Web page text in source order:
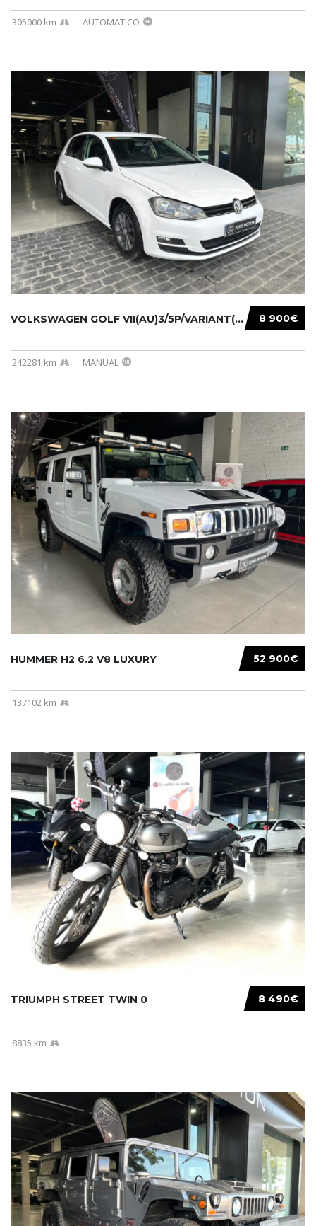
305000 km AUTOMATICO
8 900€
VOLKSWAGEN GOLF VII(AU)3/5P/VARIANT(12-16 20...
242281 km MANUAL
52 900€
HUMMER H2 6.2 V8 LUXURY
137102 km
8 490€
TRIUMPH STREET TWIN 0
8835 km